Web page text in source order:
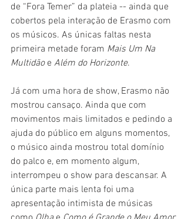
de “Fora Temer” da plateia -- ainda que
cobertos pela interação de Erasmo com
os músicos. As únicas faltas nesta
primeira metade foram Mais Um Na
Multidão e Além do Horizonte.
Já com uma hora de show, Erasmo não
mostrou cansaço. Ainda que com
movimentos mais limitados e pedindo a
ajuda do público em alguns momentos,
o músico ainda mostrou total domínio
do palco e, em momento algum,
interrompeu o show para descansar. A
única parte mais lenta foi uma
apresentação intimista de músicas